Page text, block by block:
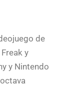
de
y
y Nintendo